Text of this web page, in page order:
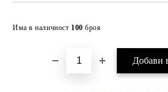
Има в наличност 100 броя